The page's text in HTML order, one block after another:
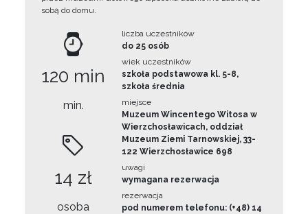
sobą do domu.
120 min
min.
14 zł
osoba
liczba uczestników
do 25 osób
wiek uczestników
szkoła podstawowa kl. 5-8,
szkoła średnia
miejsce
Muzeum Wincentego Witosa w
Wierzchosławicach, oddział
Muzeum Ziemi Tarnowskiej, 33-
122 Wierzchosławice 698
uwagi
wymagana rezerwacja
rezerwacja
pod numerem telefonu: (+48) 14